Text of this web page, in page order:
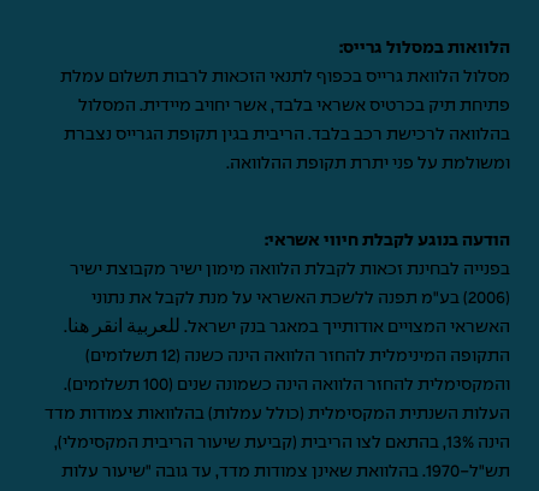
הלוואות במסלול גרייס:
מסלול הלוואת גרייס בכפוף לתנאי הזכאות לרבות תשלום עמלת
פתיחת תיק בכרטיס אשראי בלבד, אשר יחויב מיידית. המסלול
בהלוואה לרכישת רכב בלבד. הריבית בגין תקופת הגרייס נצברת
ומשולמת על פני יתרת תקופת ההלוואה.
הודעה בנוגע לקבלת חיווי אשראי:
בפנייה לבחינת זכאות לקבלת הלוואה מימון ישיר מקבוצת ישיר
(2006) בע"מ תפנה ללשכת האשראי על מנת לקבל את נתוני
האשראי המצויים אודותייך במאגר בנק ישראל. للعربية انقر هنا.
התקופה המינימלית להחזר הלוואה הינה כשנה (12 תשלומים)
והמקסימלית להחזר הלוואה הינה כשמונה שנים (100 תשלומים).
העלות השנתית המקסימלית (כולל עמלות) בהלוואות צמודות מדד
הינה 13%, בהתאם לצו הריבית (קביעת שיעור הריבית המקסימלי),
תש"ל-1970. בהלוואת שאינן צמודות מדד, עד גובה "שיעור עלות